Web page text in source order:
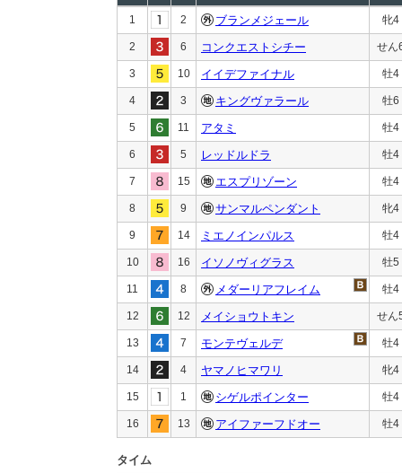
1 2 ブランメジェール 牝4
2 6 コンクエストシチー せん
3 10 イイデファイナル 牡4
4 3 キングヴァラール 牡6
5 11 アタミ 牡4
6 5 レッドルドラ 牡4
7 15 エスプリゾーン 牡4
8 9 サンマルペンダント 牝4
9 14 ミエノインパルス 牡4
10 16 イソノヴィグラス 牡5
11 8 メダーリアフレイム 牡4
12 12 メイショウトキン せん
13 7 モンテヴェルデ 牡4
14 4 ヤマノヒマワリ 牝4
15 1 シゲルポインター 牡4
16 13 アイファーフドオー 牡4
タイム